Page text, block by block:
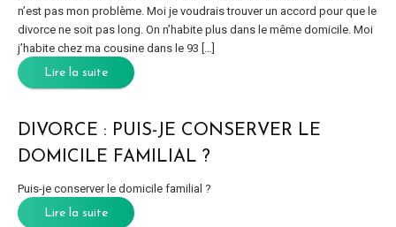
n’est pas mon problème. Moi je voudrais trouver un accord pour que le
divorce ne soit pas long. On n’habite plus dans le même domicile. Moi
j’habite chez ma cousine dans le 93 […]
Lire la suite
DIVORCE : PUIS-JE CONSERVER LE
DOMICILE FAMILIAL ?
Puis-je conserver le domicile familial ?
Lire la suite